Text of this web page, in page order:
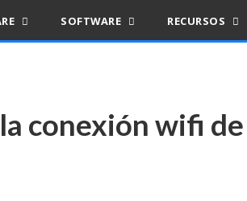
SOFTWARE RECURSOS
conexión wifi de